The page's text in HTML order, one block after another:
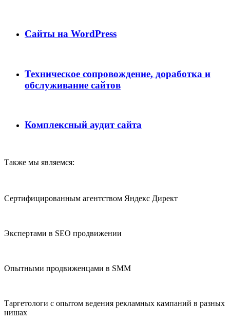
Сайты на WordPress
Техническое сопровождение, доработка и
обслуживание сайтов
Комплексный аудит сайта
Также мы являемся:
Сертифицированным агентством Яндекс Директ
Экспертами в SEO продвижении
Опытными продвиженцами в SMM
Таргетологи с опытом ведения рекламных кампаний в разных
нишах